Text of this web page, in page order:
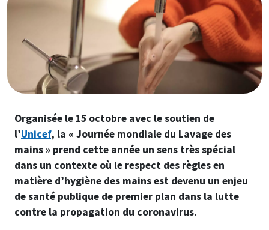
Organisée le 15 octobre avec le soutien de
l’Unicef, la « Journée mondiale du Lavage des
mains » prend cette année un sens très spécial
dans un contexte où le respect des règles en
matière d’hygiène des mains est devenu un enjeu
de santé publique de premier plan dans la lutte
contre la propagation du coronavirus.